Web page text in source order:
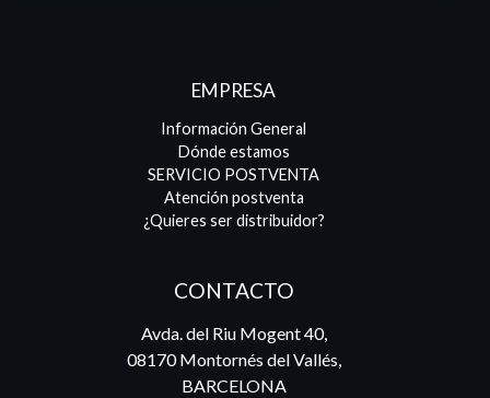
EMPRESA
Información General
Dónde estamos
SERVICIO POSTVENTA
Atención postventa
¿Quieres ser distribuidor?
CONTACTO
Avda. del Riu Mogent 40,
08170 Montornés del Vallés,
BARCELONA